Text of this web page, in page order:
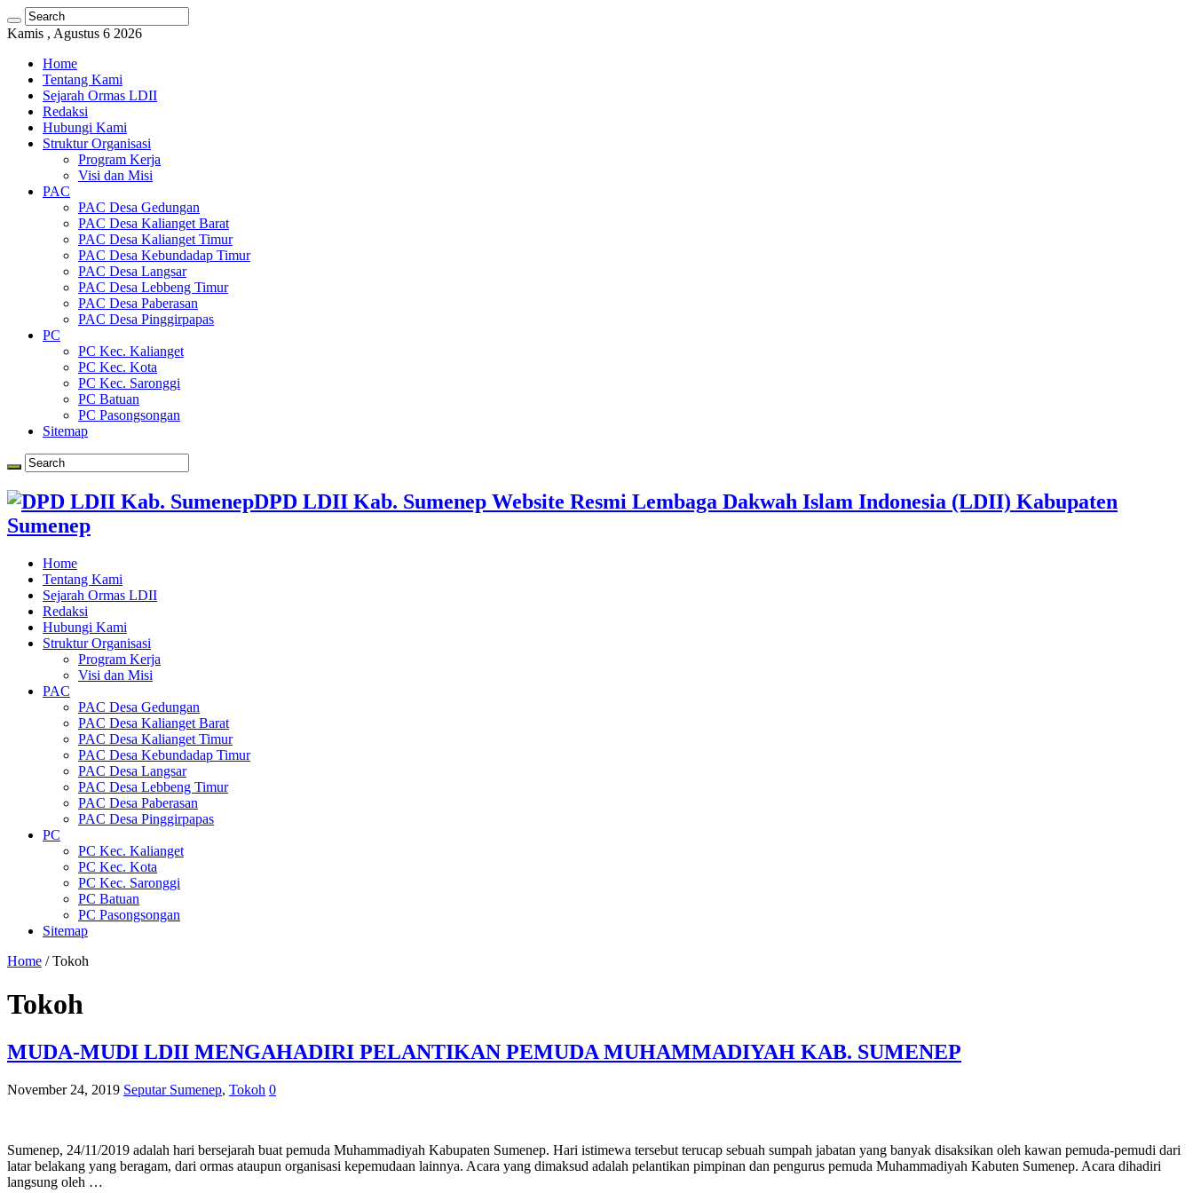
Kamis , Agustus 6 2026
Home
Tentang Kami
Sejarah Ormas LDII
Redaksi
Hubungi Kami
Struktur Organisasi
Program Kerja
Visi dan Misi
PAC
PAC Desa Gedungan
PAC Desa Kalianget Barat
PAC Desa Kalianget Timur
PAC Desa Kebundadap Timur
PAC Desa Langsar
PAC Desa Lebbeng Timur
PAC Desa Paberasan
PAC Desa Pinggirpapas
PC
PC Kec. Kalianget
PC Kec. Kota
PC Kec. Saronggi
PC Batuan
PC Pasongsongan
Sitemap
DPD LDII Kab. Sumenep Website Resmi Lembaga Dakwah Islam Indonesia (LDII) Kabupaten
Sumenep
Home
Tentang Kami
Sejarah Ormas LDII
Redaksi
Hubungi Kami
Struktur Organisasi
Program Kerja
Visi dan Misi
PAC
PAC Desa Gedungan
PAC Desa Kalianget Barat
PAC Desa Kalianget Timur
PAC Desa Kebundadap Timur
PAC Desa Langsar
PAC Desa Lebbeng Timur
PAC Desa Paberasan
PAC Desa Pinggirpapas
PC
PC Kec. Kalianget
PC Kec. Kota
PC Kec. Saronggi
PC Batuan
PC Pasongsongan
Sitemap
Home / Tokoh
Tokoh
MUDA-MUDI LDII MENGAHADIRI PELANTIKAN PEMUDA MUHAMMADIYAH KAB. SUMENEP
November 24, 2019 Seputar Sumenep, Tokoh 0
Sumenep, 24/11/2019 adalah hari bersejarah buat pemuda Muhammadiyah Kabupaten Sumenep. Hari istimewa tersebut terucap sebuah sumpah jabatan yang banyak disaksikan oleh kawan pemuda-pemudi dari
latar belakang yang beragam, dari ormas ataupun organisasi kepemudaan lainnya. Acara yang dimaksud adalah pelantikan pimpinan dan pengurus pemuda Muhammadiyah Kabuten Sumenep. Acara dihadiri
langsung oleh …